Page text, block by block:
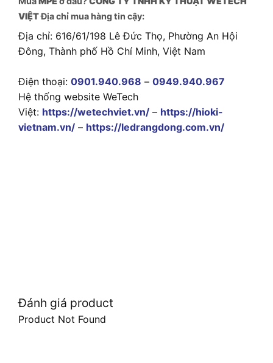
VIỆTĐịa chỉ mua hàng tin cậy:
Địa chỉ: 616/61/198 Lê Đức Thọ, Phường An Hội
Đông, Thành phố Hồ Chí Minh, Việt Nam
Điện thoại: 0901.940.968 – 0949.940.967
Hệ thống website WeTech
Việt: https://wetechviet.vn/ – https://hioki-
vietnam.vn/ – https://ledrangdong.com.vn/
Đánh giá product
Product Not Found